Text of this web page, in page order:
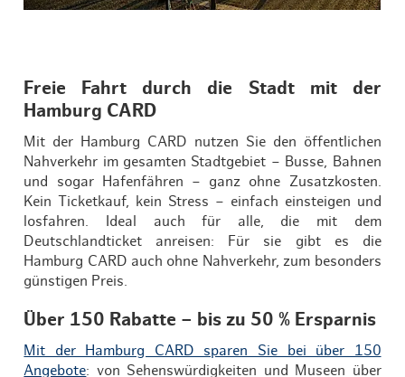
Freie Fahrt durch die Stadt mit der
Hamburg CARD
Mit der Hamburg CARD nutzen Sie den öffentlichen
Nahverkehr im gesamten Stadtgebiet – Busse, Bahnen
und sogar Hafenfähren – ganz ohne Zusatzkosten.
Kein Ticketkauf, kein Stress – einfach einsteigen und
losfahren. Ideal auch für alle, die mit dem
Deutschlandticket anreisen: Für sie gibt es die
Hamburg CARD auch ohne Nahverkehr, zum besonders
günstigen Preis.
Über 150 Rabatte – bis zu 50 % Ersparnis
Mit der Hamburg CARD sparen Sie bei über 150
Angebote: von Sehenswürdigkeiten und Museen über